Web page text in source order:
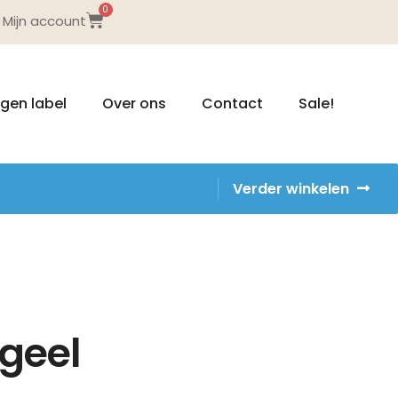
Mijn account
0
label Over ons Contact Sale!
Verder winkelen